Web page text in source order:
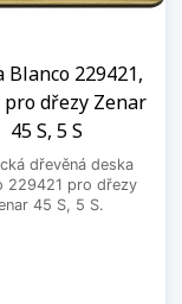
Blanco 229421,
pro dřezy Zenar
45 S, 5 S
dřevěná deska
229421 pro dřezy
45 S, 5 S.